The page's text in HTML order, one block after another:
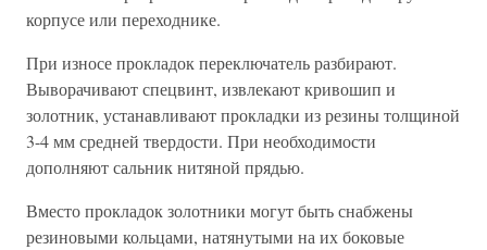
корпусе или переходнике.
При износе прокладок переключатель разбирают.
Выворачивают спецвинт, извлекают кривошип и
золотник, устанавливают прокладки из резины толщиной
3-4 мм средней твердости. При необходимости
дополняют сальник нитяной прядью.
Вместо прокладок золотники могут быть снабжены
резиновыми кольцами, натянутыми на их боковые